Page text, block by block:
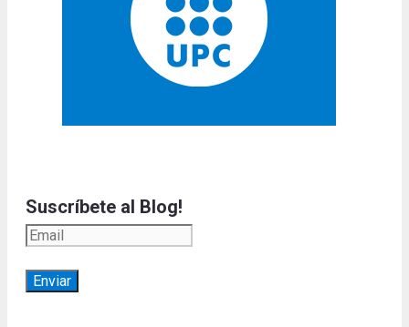
Suscríbete al Blog!